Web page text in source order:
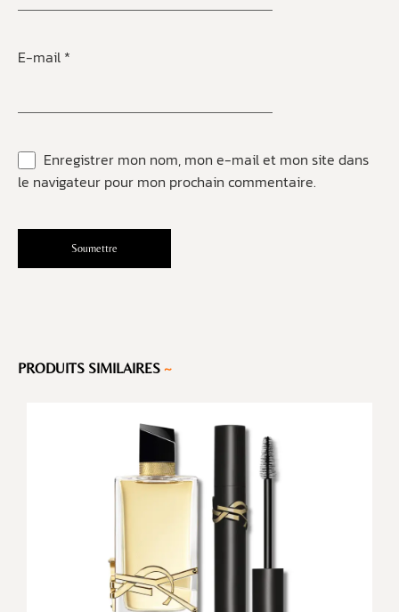
E-mail *
Enregistrer mon nom, mon e-mail et mon site dans
le navigateur pour mon prochain commentaire.
PRODUITS SIMILAIRES ~